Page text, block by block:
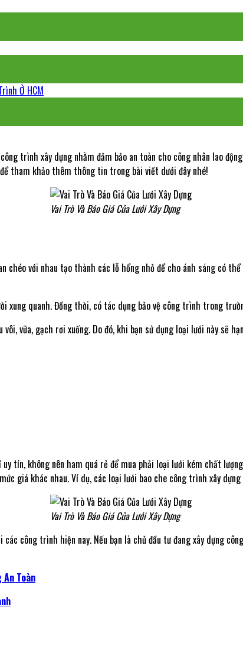
Ở HCM
trình xây dựng nhằm đảm bảo an toàn cho công nhân lao
tham khảo thêm thông tin trong bài viết dưới đây nhé!
Vai Trò Và Báo Giá Của Lưới Xây Dựng
chéo với nhau tạo thành các lỗ hổng nhỏ để cho ánh sáng có
xung quanh. Đồng thời, có tác dụng bảo vệ công trình trong
vữa, gạch rơi xuống. Do đó, khi bạn sử dụng loại lưới này sẽ
tín, không nên ham quá rẻ để mua phải loại lưới kém chất
giá khác nhau. Ví dụ, các loại lưới bao che công trình xây
Vai Trò Và Báo Giá Của Lưới Xây Dựng
công trình hiện nay. Nếu bạn là chủ đầu tư đang xây dựng
An Toàn